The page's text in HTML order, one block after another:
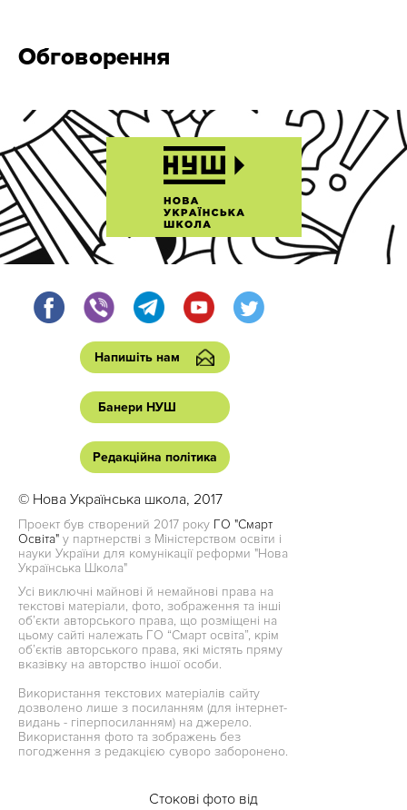
Обговорення
Напишіть нам
Банери НУШ
Редакційна політика
© Нова Українська школа, 2017
Проект був створений 2017 року ГО "Смарт
Освіта" у партнерстві з Міністерством освіти і
науки України для комунікації реформи "Нова
Українська Школа"
Усі виключні майнові й немайнові права на
текстові матеріали, фото, зображення та інші
об’єкти авторського права, що розміщені на
цьому сайті належать ГО “Смарт освіта”, крім
об’єктів авторського права, які містять пряму
вказівку на авторство іншої особи.
Використання текстових матеріалів сайту
дозволено лише з посиланням (для інтернет-
видань - гіперпосиланням) на джерело.
Використання фото та зображень без
погодження з редакцією суворо заборонено.
Стокові фото від